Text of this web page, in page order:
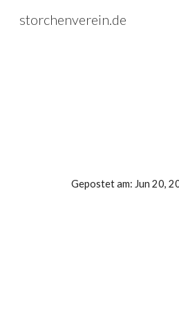
storchenverein.de
Gepostet am: Jun 20,